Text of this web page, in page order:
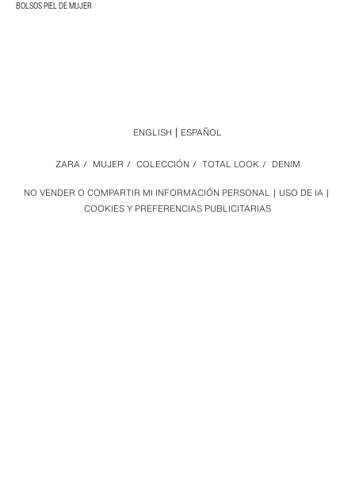
BOLSOS PIEL DE MUJER
NO VENDER O COMPARTIR MI INFORMACIÓN PERSONAL
USO DE IA
COOKIES Y PREFERENCIAS PUBLICITARIAS
ZARA / MUJER / COLECCIÓN / TOTAL LOOK / DENIM
ENGLISH ESPAÑOL